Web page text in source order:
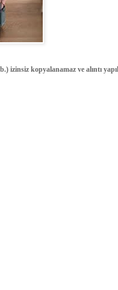
izinsiz kopyalanamaz ve alıntı